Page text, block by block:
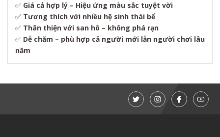
✅ Giá cả hợp lý – Hiệu ứng màu sắc tuyệt vời
✅ Tương thích với nhiều hệ sinh thái bể
✅ Thân thiện với san hô – không phá rạn
✅ Dễ chăm – phù hợp cả người mới lẫn người chơi lâu
năm